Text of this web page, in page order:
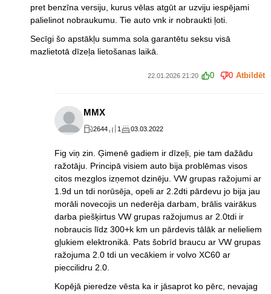
pret benzīna versiju, kurus vēlas atgūt ar uzviju iespējami
palielinot nobraukumu. Tie auto vnk ir nobraukti ļoti.
Secīgi šo apstākļu summa sola garantētu seksu visā
mazlietotā dīzeļa lietošanas laikā.
22.01.2026 21:20 0 0 Atbildēt
MMX
2644 1 03.03.2022
Fig viņ zin. Ģimenē gadiem ir dīzeļi, pie tam dažādu
ražotāju. Principā visiem auto bija problēmas visos
citos mezglos izņemot dzinēju. VW grupas ražojumi ar
1.9d un tdi norūsēja, opeli ar 2.2dti pārdevu jo bija jau
morāli novecojis un nederēja darbam, brālis vairākus
darba piešķirtus VW grupas ražojumus ar 2.0tdi ir
nobraucis līdz 300+k km un pārdevis tālāk ar nelieliem
gļukiem elektronikā. Pats šobrīd braucu ar VW grupas
ražojuma 2.0 tdi un vecākiem ir volvo XC60 ar
pieccilidru 2.0.
Kopējā pieredze vēsta ka ir jāsaprot ko pērc, nevajag